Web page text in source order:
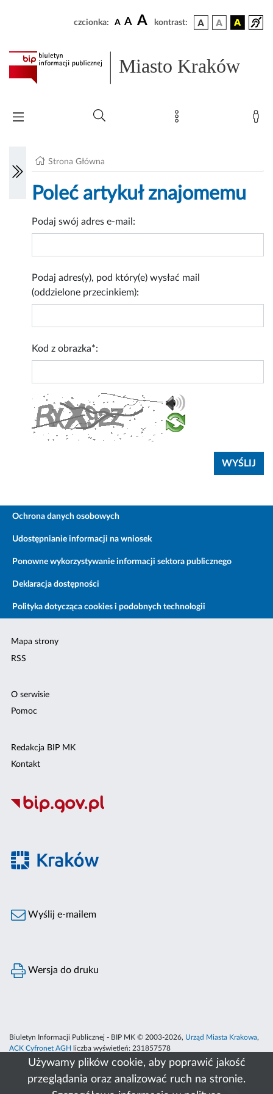
Używamy plików cookie, aby poprawić jakość
przeglądania oraz analizować ruch na stronie.
czcionka: A A A kontrast:
Miasto Kraków
Strona Główna
Poleć artykuł znajomemu
Podaj swój adres e-mail:
Podaj adres(y), pod który(e) wysłać mail
(oddzielone przecinkiem):
Kod z obrazka*:
Ochrona danych osobowych
Udostępnianie informacji na wniosek
Ponowne wykorzystywanie informacji sektora publicznego
Deklaracja dostępności
Polityka dotycząca cookies i podobnych technologii
Mapa strony
RSS
O serwisie
Pomoc
Redakcja BIP MK
Kontakt
Wyślij e-mailem
Wersja do druku
Biuletyn Informacji Publicznej - BIP MK © 2003-2026, Urząd Miasta Krakowa,
ACK Cyfronet AGH
liczba wyświetleń: 231857578